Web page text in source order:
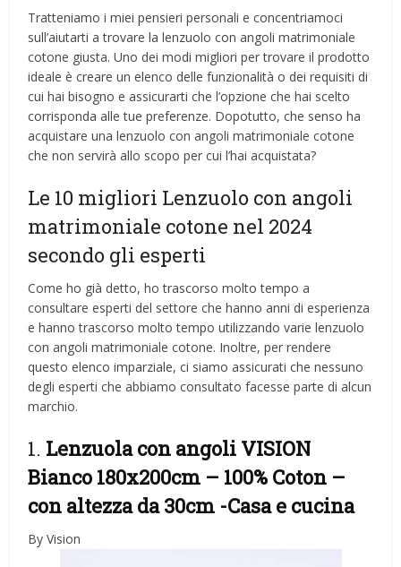
Tratteniamo i miei pensieri personali e concentriamoci
sull’aiutarti a trovare la lenzuolo con angoli matrimoniale
cotone giusta. Uno dei modi migliori per trovare il prodotto
ideale è creare un elenco delle funzionalità o dei requisiti di
cui hai bisogno e assicurarti che l’opzione che hai scelto
corrisponda alle tue preferenze. Dopotutto, che senso ha
acquistare una lenzuolo con angoli matrimoniale cotone
che non servirà allo scopo per cui l’hai acquistata?
Le 10 migliori Lenzuolo con angoli
matrimoniale cotone nel 2024
secondo gli esperti
Come ho già detto, ho trascorso molto tempo a
consultare esperti del settore che hanno anni di esperienza
e hanno trascorso molto tempo utilizzando varie lenzuolo
con angoli matrimoniale cotone. Inoltre, per rendere
questo elenco imparziale, ci siamo assicurati che nessuno
degli esperti che abbiamo consultato facesse parte di alcun
marchio.
1. Lenzuola con angoli VISION
Bianco 180x200cm – 100% Coton –
con altezza da 30cm -Casa e cucina
By Vision